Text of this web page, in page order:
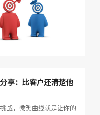
享：比客户还清楚他
战，微笑曲线就是让你的